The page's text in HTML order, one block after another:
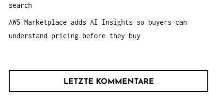
search
AWS Marketplace adds AI Insights so buyers can
understand pricing before they buy
LETZTE KOMMENTARE